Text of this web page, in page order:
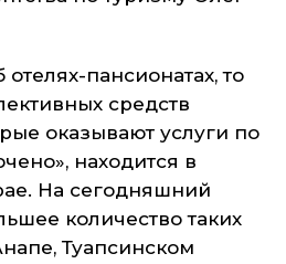
пансионатах, то
средств
оказывают услуги по
находится в
На сегодняшний
количество таких
Туапсинском